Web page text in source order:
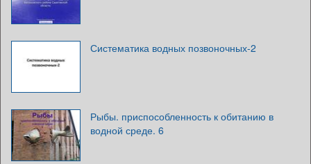
Систематика водных позвоночных-2
Рыбы. приспособленность к обитанию в
водной среде. 6